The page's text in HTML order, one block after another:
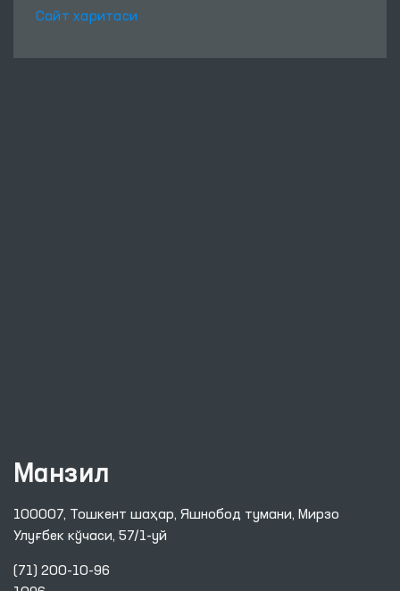
Сайт харитаси
Манзил
100007, Тошкент шаҳар, Яшнобод тумани, Мирзо
Улуғбек кўчаси, 57/1-уй
(71) 200-10-96